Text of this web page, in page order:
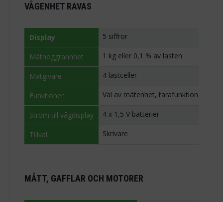
VÅGENHET RAVAS
Display 5 siffror
Mätnoggrannhet 1 kg eller 0,1 % av lasten
Mätgivare 4 lastceller
Funktioner Val av mätenhet, tarafunktion,
Ström till vågdisplay 4 x 1,5 V batterier
Tillval Skrivare
MÅTT, GAFFLAR OCH MOTORER